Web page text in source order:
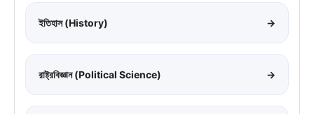
ইতিহাস (History) →
রাষ্ট্রবিজ্ঞান (Political Science) →